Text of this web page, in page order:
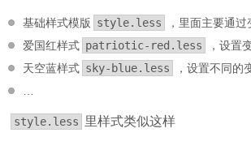
基础样式模版 style.less
，里面主要通
爱国红样式 patriotic-red.less
，设置
天空蓝样式 sky-blue.less
，设置不同的
style.less 里样式类似这样